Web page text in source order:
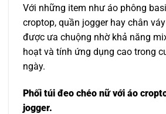
Với những item như áo phông
croptop, quần jogger hay chân
được ưa chuộng nhờ khả năng
hoạt và tính ứng dụng cao trong
ngày.
Phối túi đeo chéo nữ với áo
jogger.